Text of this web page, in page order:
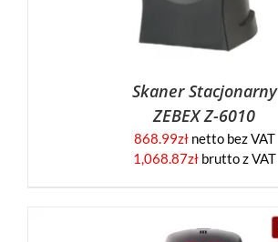
Skaner Stacjonarny
ZEBEX Z-6010
868.99złnetto bez VAT
1,068.87złbrutto z VAT